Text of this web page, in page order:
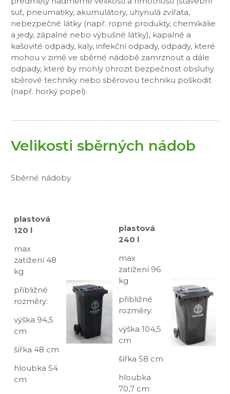
suť, pneumatiky, akumulátory, uhynulá zvířata,
nebezpečné látky (např. ropné produkty, chemikálie
a jedy, zápalné nebo výbušné látky), kapalné a
kašovité odpady, kaly, infekční odpady, odpady, které
mohou v zimě ve sběrné nádobě zamrznout a dále
odpady, které by mohly ohrozit bezpečnost obsluhy
sběrové techniky nebo sběrovou techniku poškodit
(např. horký popel).
Velikosti sběrných nádob
Sběrné nádoby
plastová
120 l
max
zatížení 48
kg
přibližné
rozměry:
výška 94,5
cm
šířka 48 cm
hloubka 54
cm
plastová
240 l
max
zatížení 96
kg
přibližné
rozměry:
výška 104,5
cm
šířka 58 cm
hloubka
70,7 cm